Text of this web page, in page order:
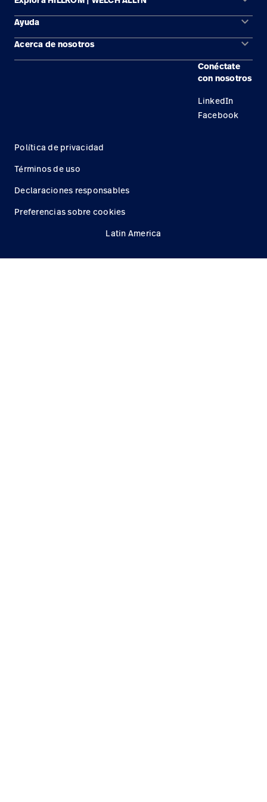
Soluciones
Productos
Ayuda keyboard_arrow_down
Comunícate con nosotros
Acerca de nosotros keyboard_arrow_down
Conéctate
con nosotros
LinkedIn
Facebook
Política de privacidad
Términos de uso
Declaraciones responsables
Preferencias sobre cookies
Latin America